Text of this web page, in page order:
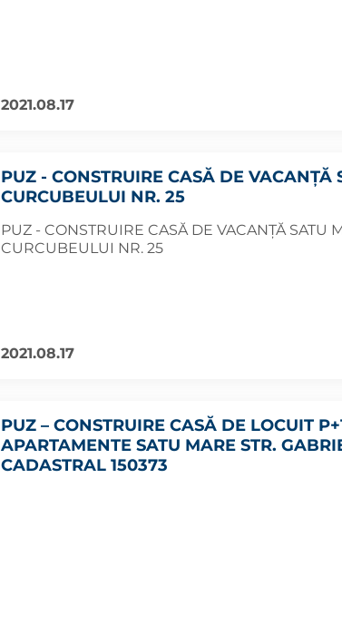
2021.08.17
PUZ - CONSTRUIRE CASĂ DE VACANȚĂ
CURCUBEULUI NR. 25
PUZ - CONSTRUIRE CASĂ DE VACANȚĂ SATU
CURCUBEULUI NR. 25
2021.08.17
PUZ – CONSTRUIRE CASĂ DE LOCUIT
APARTAMENTE SATU MARE STR.
CADASTRAL 150373